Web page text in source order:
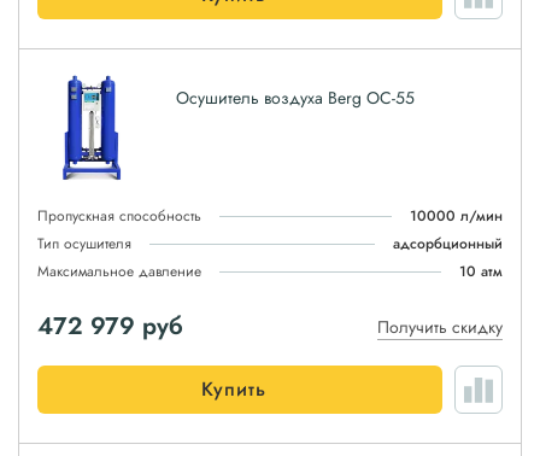
Осушитель воздуха Berg ОС-55
Пропускная способность
10000 л/мин
Тип осушителя
адсорбционный
Максимальное давление
10 атм
472 979 руб Получить скидку
Купить